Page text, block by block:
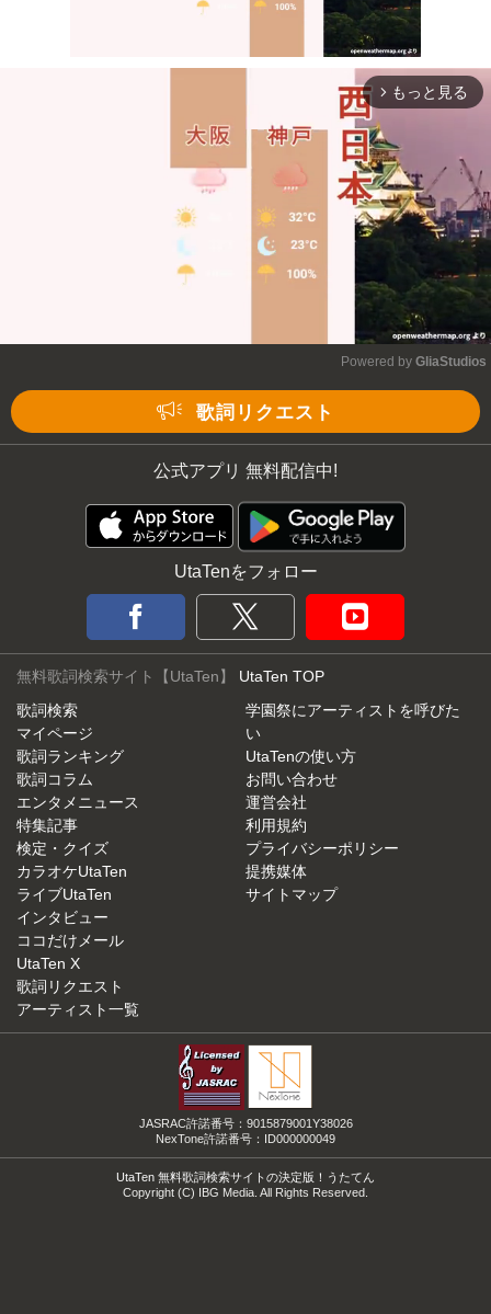
Mute
arrow_forward_ios もっと見る
Powered by GliaStudios
歌詞リクエスト
公式アプリ 無料配信中!
UtaTenをフォロー
無料歌詞検索サイト【UtaTen】 UtaTen TOP
歌詞検索
マイページ
歌詞ランキング
歌詞コラム
エンタメニュース
特集記事
検定・クイズ
カラオケUtaTen
ライブUtaTen
インタビュー
ココだけメール
UtaTen X
歌詞リクエスト
アーティスト一覧
学園祭にアーティストを呼びた
い
UtaTenの使い方
お問い合わせ
運営会社
利用規約
プライバシーポリシー
提携媒体
サイトマップ
JASRAC許諾番号：9015879001Y38026
NexTone許諾番号：ID000000049
UtaTen 無料歌詞検索サイトの決定版！うたてん
Copyright (C) IBG Media. All Rights Reserved.